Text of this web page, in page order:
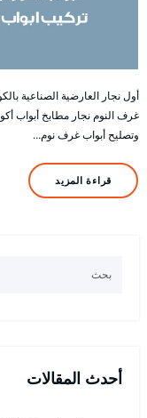
أول نجار العارضية الصناعية
غرف النوم نجار مطابخ أبواب
وتصليح أبواب غرف نوم…
قراءة المزيد
أحدث المقالات